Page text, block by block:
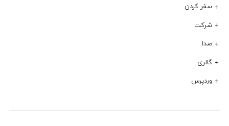
سفر کردن
شرکت
صدا
گالری
وردپرس